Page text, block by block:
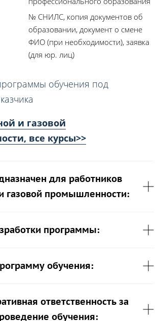
№ СНИЛС, копия документов об
образовании, документ о смене
ФИО (при необходимости), заявка
(для юр. лиц)
обучения под
и газовой
все курсы>>
для работников
газовой промышленности:
программы:
обучения:
ответственность за
обучения: